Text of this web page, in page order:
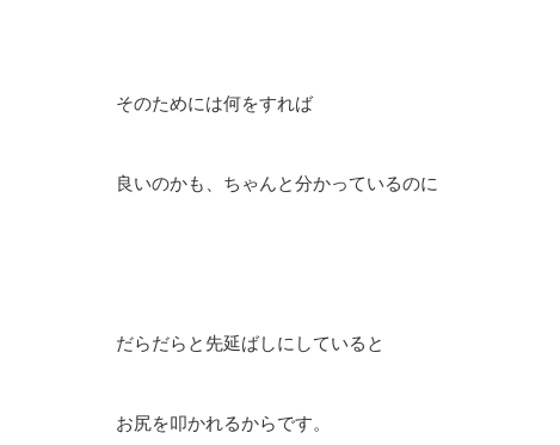
そのためには何をすれば
良いのかも、ちゃんと分かっているのに
だらだらと先延ばしにしていると
お尻を叩かれるからです。